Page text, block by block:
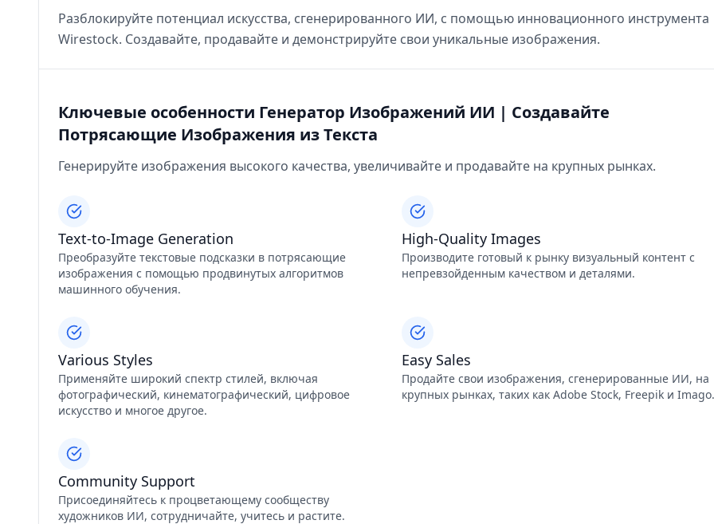
Разблокируйте потенциал искусства, сгенерированного ИИ, с помощью инновационного инструмента
Wirestock. Создавайте, продавайте и демонстрируйте свои уникальные изображения.
Ключевые особенности Генератор Изображений ИИ | Создавайте
Потрясающие Изображения из Текста
Генерируйте изображения высокого качества, увеличивайте и продавайте на крупных рынках.
Text-to-Image Generation
Преобразуйте текстовые подсказки в потрясающие
изображения с помощью продвинутых алгоритмов
машинного обучения.
High-Quality Images
Производите готовый к рынку визуальный контент с
непревзойденным качеством и деталями.
Various Styles
Применяйте широкий спектр стилей, включая
фотографический, кинематографический, цифровое
искусство и многое другое.
Easy Sales
Продайте свои изображения, сгенерированные ИИ, на
крупных рынках, таких как Adobe Stock, Freepik и Imago.
Community Support
Присоединяйтесь к процветающему сообществу
художников ИИ, сотрудничайте, учитесь и растите.